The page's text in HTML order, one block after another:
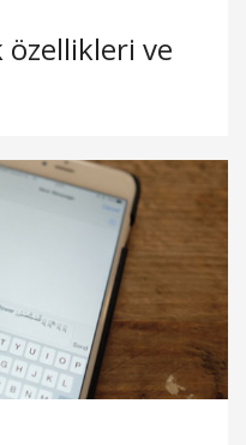
özellikleri ve